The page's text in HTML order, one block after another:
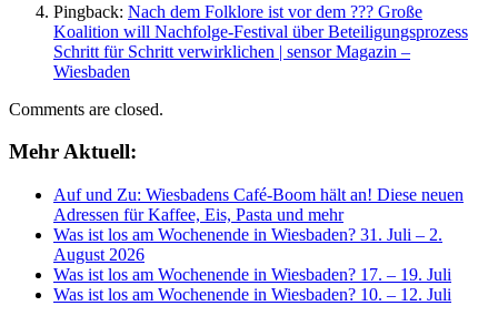
Pingback: Nach dem Folklore ist vor dem ??? Große
Koalition will Nachfolge-Festival über Beteiligungsprozess
Schritt für Schritt verwirklichen | sensor Magazin –
Wiesbaden
Comments are closed.
Mehr Aktuell:
Auf und Zu: Wiesbadens Café-Boom hält an! Diese neuen
Adressen für Kaffee, Eis, Pasta und mehr
Was ist los am Wochenende in Wiesbaden? 31. Juli – 2.
August 2026
Was ist los am Wochenende in Wiesbaden? 17. – 19. Juli
Was ist los am Wochenende in Wiesbaden? 10. – 12. Juli